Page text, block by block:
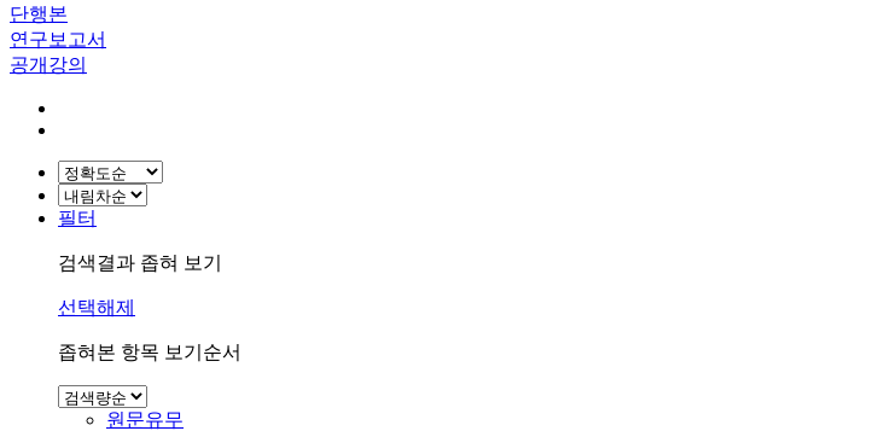
단행본
연구보고서
공개강의
필터
검색결과 좁혀 보기
선택해제
좁혀본 항목 보기순서
원문유무